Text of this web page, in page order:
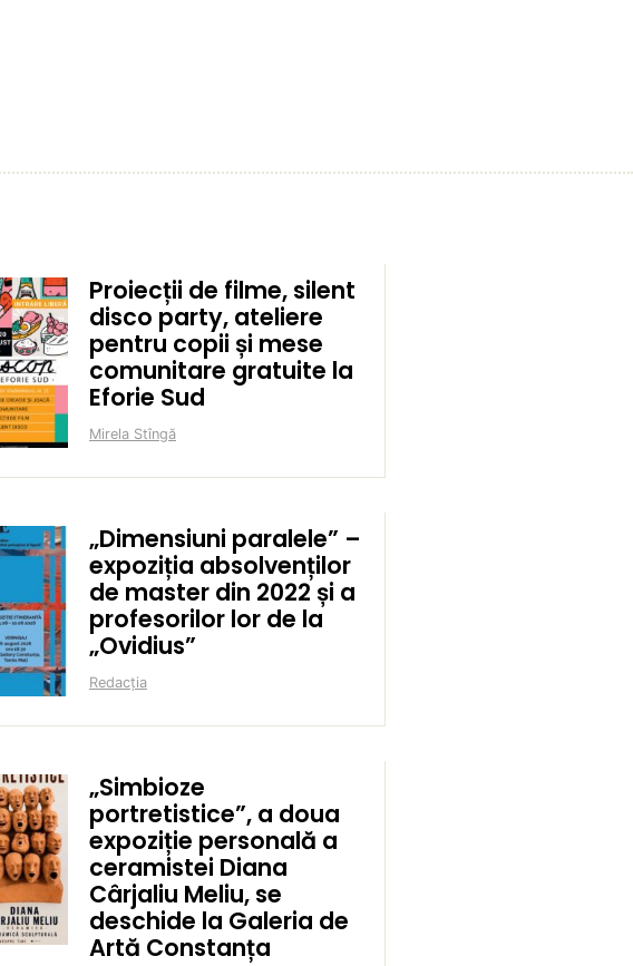
Proiecții de filme, silent
disco party, ateliere
pentru copii și mese
comunitare gratuite la
Eforie Sud
Mirela Stîngă
„Dimensiuni paralele” –
expoziția absolvenților
de master din 2022 și a
profesorilor lor de la
„Ovidius”
Redacția
„Simbioze
portretistice”, a doua
expoziție personală a
ceramistei Diana
Cârjaliu Meliu, se
deschide la Galeria de
Artă Constanța